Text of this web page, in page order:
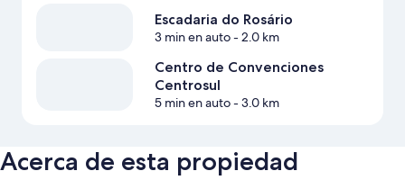
Escadaria do Rosário
3 min en auto- 2.0 km
Centro de Convenciones
Centrosul
5 min en auto- 3.0 km
Acerca de esta propiedad